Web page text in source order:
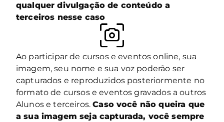
qualquer divulgação de conteúdo a
terceiros nesse caso
Ao participar de cursos e eventos online, sua
imagem, seu nome e sua voz poderão ser
capturados e reproduzidos posteriormente no
formato de cursos e eventos gravados a outros
Alunos e terceiros.Caso você não queira que
a sua imagem seja capturada, você sempre